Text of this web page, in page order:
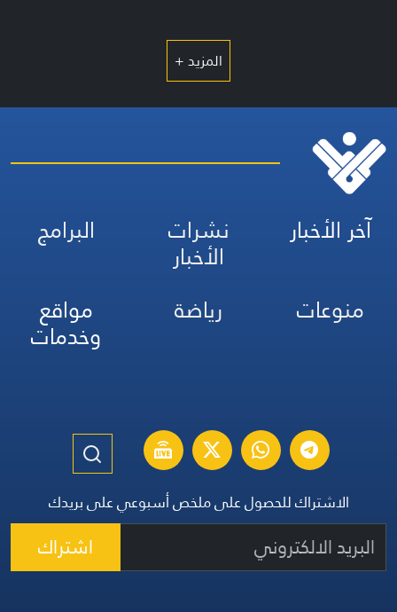
المزيد +
آخر الأخبار نشرات
الأخبار
البرامج
منوعات
رياضة مواقع
وخدمات
الاشتراك للحصول على ملخص أسبوعي على بريدك
اشتراك